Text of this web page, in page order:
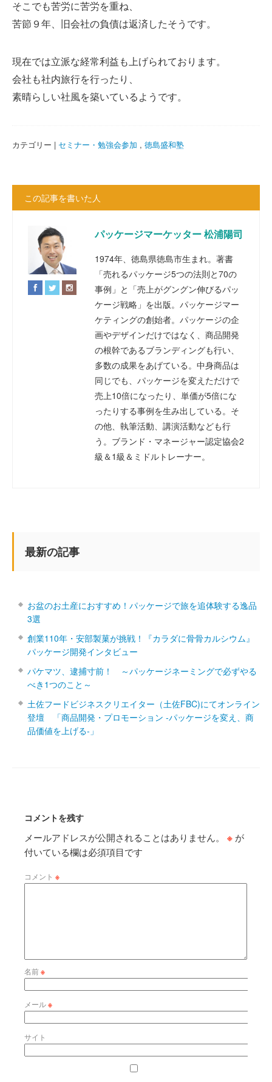
そこでも苦労に苦労を重ね、
苦節９年、旧会社の負債は返済したそうです。
現在では立派な経常利益も上げられております。
会社も社内旅行を行ったり、
素晴らしい社風を築いているようです。
カテゴリー | セミナー・勉強会参加 , 徳島盛和塾
この記事を書いた人
パッケージマーケッター 松浦陽司
1974年、徳島県徳島市生まれ。著書
「売れるパッケージ5つの法則と70の
事例」と「売上がグングン伸びるパッ
ケージ戦略」を出版。パッケージマー
ケティングの創始者。パッケージの企
画やデザインだけではなく、商品開発
の根幹であるブランディングも行い、
多数の成果をあげている。中身商品は
同じでも、パッケージを変えただけで
売上10倍になったり、単価が5倍にな
ったりする事例を生み出している。そ
の他、執筆活動、講演活動なども行
う。ブランド・マネージャー認定協会2
級＆1級＆ミドルトレーナー。
最新の記事
お盆のお土産におすすめ！パッケージで旅を追体験する逸品
3選
創業110年・安部製菓が挑戦！『カラダに骨骨カルシウム』
パッケージ開発インタビュー
パケマツ、逮捕寸前！ ～パッケージネーミングで必ずやる
べき1つのこと～
土佐フードビジネスクリエイター（土佐FBC)にてオンライン
登壇 「商品開発・プロモーション ‐パッケージを変え、商
品価値を上げる‐」
コメントを残す
メールアドレスが公開されることはありません。 ※ が
付いている欄は必須項目です
コメント ※
名前※
メール※
サイト